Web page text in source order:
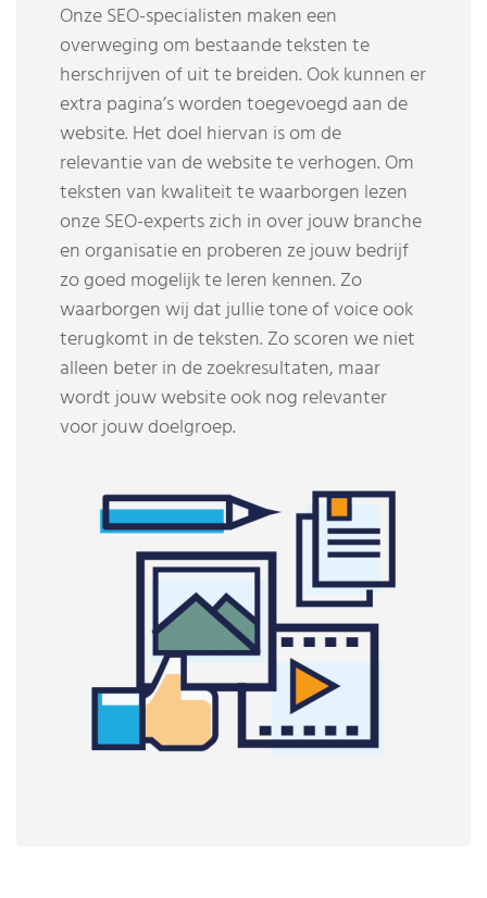
Onze SEO-specialisten maken een
overweging om bestaande teksten te
herschrijven of uit te breiden. Ook kunnen er
extra pagina’s worden toegevoegd aan de
website. Het doel hiervan is om de
relevantie van de website te verhogen. Om
teksten van kwaliteit te waarborgen lezen
onze SEO-experts zich in over jouw branche
en organisatie en proberen ze jouw bedrijf
zo goed mogelijk te leren kennen. Zo
waarborgen wij dat jullie tone of voice ook
terugkomt in de teksten. Zo scoren we niet
alleen beter in de zoekresultaten, maar
wordt jouw website ook nog relevanter
voor jouw doelgroep.